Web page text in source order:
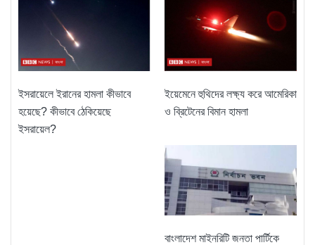
ইসরায়েলে ইরানের হামলা কীভাবে
হয়েছে? কীভাবে ঠেকিয়েছে
ইসরায়েল?
ইয়েমেনে হুথিদের লক্ষ্য করে আমেরিকা
ও ব্রিটেনের বিমান হামলা
বাংলাদেশ মাইনরিটি জনতা পার্টিকে